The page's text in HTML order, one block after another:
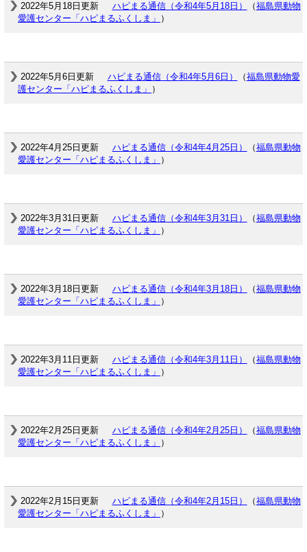
2022年5月18日更新 ハピまる通信（令和4年5月18日） （福島県動物
愛護センター「ハピまるふくしま」 ）
2022年5月6日更新 ハピまる通信（令和4年5月6日） （福島県動物愛
護センター「ハピまるふくしま」 ）
2022年4月25日更新 ハピまる通信（令和4年4月25日） （福島県動物
愛護センター「ハピまるふくしま」 ）
2022年3月31日更新 ハピまる通信（令和4年3月31日） （福島県動物
愛護センター「ハピまるふくしま」 ）
2022年3月18日更新 ハピまる通信（令和4年3月18日） （福島県動物
愛護センター「ハピまるふくしま」 ）
2022年3月11日更新 ハピまる通信（令和4年3月11日） （福島県動物
愛護センター「ハピまるふくしま」 ）
2022年2月25日更新 ハピまる通信（令和4年2月25日） （福島県動物
愛護センター「ハピまるふくしま」 ）
2022年2月15日更新 ハピまる通信（令和4年2月15日） （福島県動物
愛護センター「ハピまるふくしま」 ）